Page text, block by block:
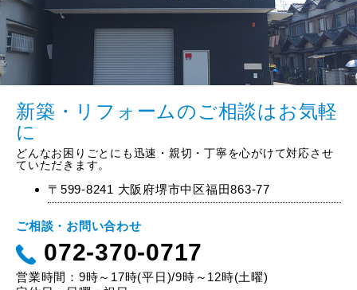
新築・リフォームのご相談はお気軽
に
どんなお困りごとにも迅速・親切・丁寧を心がけて対応させ
ていただきます。
〒599-8241 大阪府堺市中区福田863-77
ご相談・お問い合わせ
072-370-0717
営業時間：9時～17時(平日)/9時～12時(土曜)